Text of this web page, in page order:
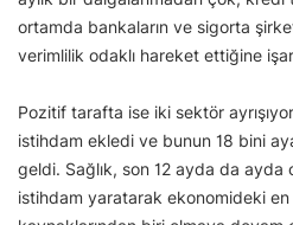
ortamda bankaların ve sigorta
verimlilik odaklı hareket ettiğine
Pozitif tarafta ise iki sektör
istihdam ekledi ve bunun 18 bini
geldi. Sağlık, son 12 ayda da ayda
istihdam yaratarak ekonomideki en